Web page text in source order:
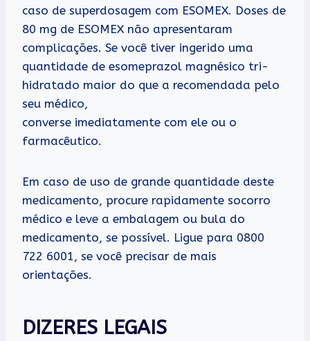
caso de superdosagem com ESOMEX. Doses de
80 mg de ESOMEX não apresentaram
complicações. Se você tiver ingerido uma
quantidade de esomeprazol magnésico tri-
hidratado maior do que a recomendada pelo
seu médico,
converse imediatamente com ele ou o
farmacêutico.
Em caso de uso de grande quantidade deste
medicamento, procure rapidamente socorro
médico e leve a embalagem ou bula do
medicamento, se possível. Ligue para 0800
722 6001, se você precisar de mais
orientações.
DIZERES LEGAIS